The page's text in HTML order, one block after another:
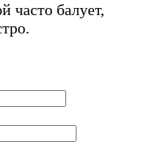
часто балует,